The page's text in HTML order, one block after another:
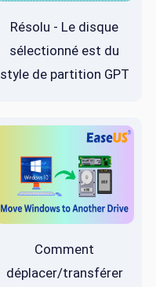
Résolu - Le disque
sélectionné est du
style de partition GPT
Comment
déplacer/transférer